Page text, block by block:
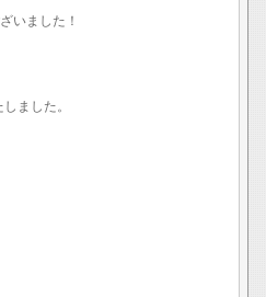
いました！
ました。